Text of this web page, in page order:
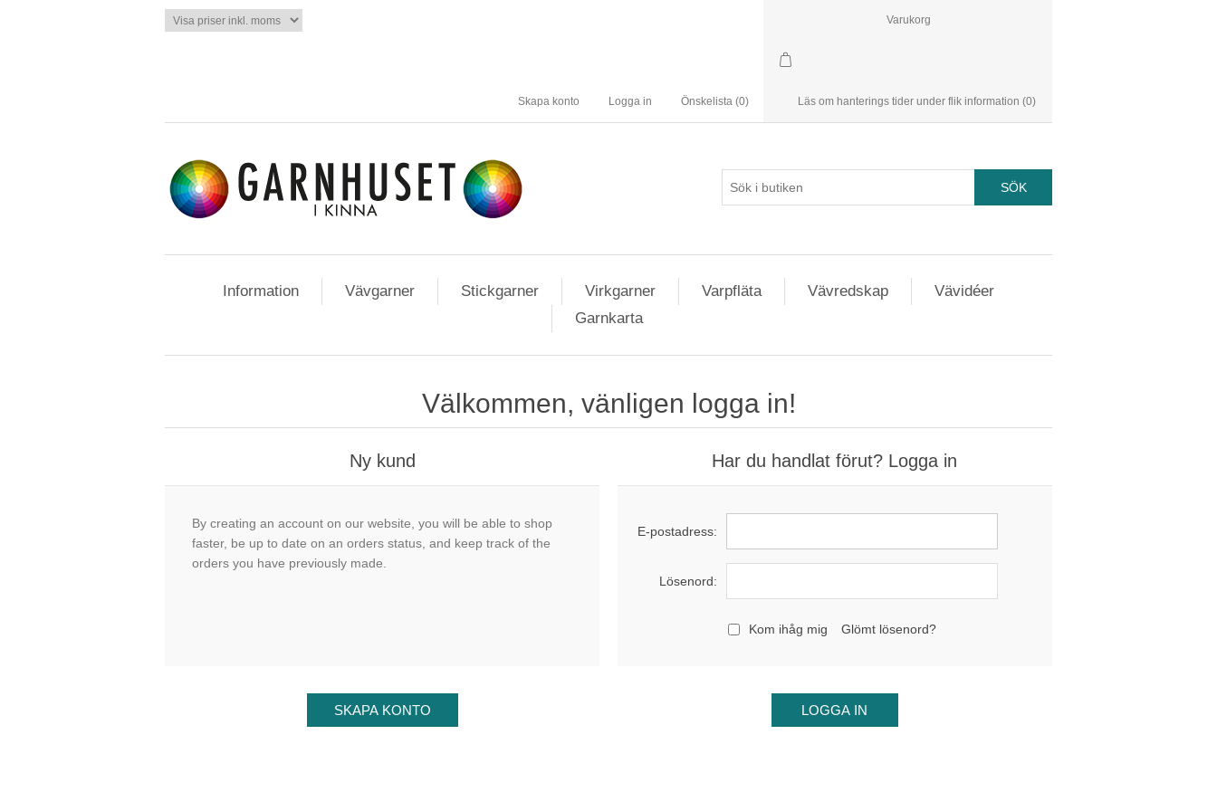
Skapa konto Logga in Önskelista (0)
Varukorg
Läs om hanterings tider under flik information (0)
Information Vävgarner Stickgarner Virkgarner Varpfläta Vävredskap
Vävidéer
Garnkarta
Välkommen, vänligen logga in!
Ny kund
By creating an account on our website, you will be able to shop
faster, be up to date on an orders status, and keep track of the
orders you have previously made.
Har du handlat förut? Logga in
E-postadress:
Lösenord:
Kom ihåg mig Glömt lösenord?